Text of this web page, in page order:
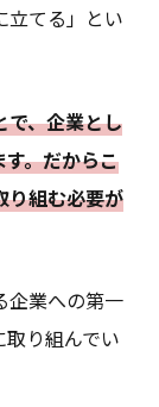
立てる」とい
で、企業とし
。だからこ
り組む必要が
企業への第一
り組んでい